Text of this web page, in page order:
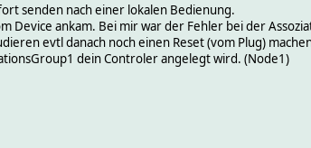
senden nach einer lokalen Bedienung.
Device ankam. Bei mir war der Fehler bei der
evtl danach noch einen Reset (vom Plug)
dein Controler angelegt wird. (Node1)